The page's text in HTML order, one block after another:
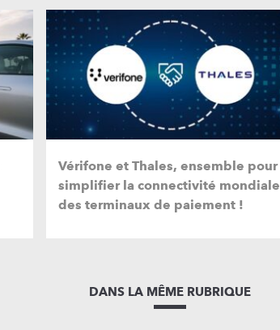
Vérifone et Thales, ensemble pour
simplifier la connectivité mondiale
des terminaux de paiement !
DANS LA MÊME RUBRIQUE